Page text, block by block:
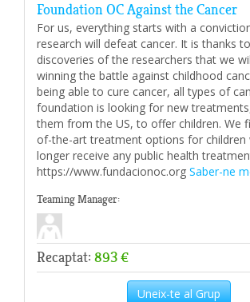
Foundation OC Against the Cancer
For us, everything starts with a
research will defeat cancer. It is thanks
discoveries of the researchers that we
winning the battle against childhood
being able to cure cancer, all types of
foundation is looking for new
them from the US, to offer children. We
of-the-art treatment options for children
longer receive any public health
https://www.fundacionoc.org Saber-ne
Teaming Manager:
Recaptat: 893 €
Uneix-te al Grup